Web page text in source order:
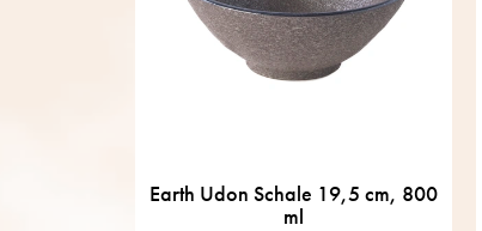
Earth Udon Schale 19,5 cm, 800
ml